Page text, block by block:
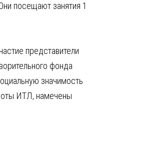
посещают занятия 1
представители
фонда
значимость
ИТЛ, намечены